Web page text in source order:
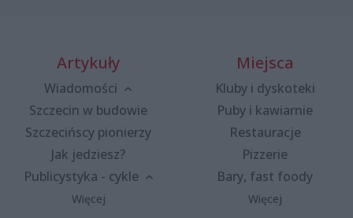
Artykuły
Wiadomości
Szczecin w budowie
Szczecińscy pionierzy
Jak jedziesz?
Publicystyka - cykle
Więcej
Miejsca
Kluby i dyskoteki
Puby i kawiarnie
Restauracje
Pizzerie
Bary, fast foody
Więcej